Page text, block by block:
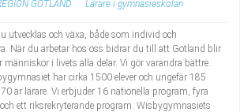
GOTLAND Lärare i gymnasieskolan
utvecklas och växa, både som individ och
När du arbetar hos oss bidrar du till att Gotland blir
i livets alla delar. Vi gör varandra bättre.
har cirka 1500 elever och ungefär 185
är lärare. Vi erbjuder 16 nationella program, fyra
ett riksrekryterande program. Wisbygymnasiets